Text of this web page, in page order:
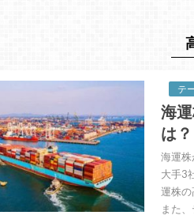
テ
海
は
海運
大手3
運株
また